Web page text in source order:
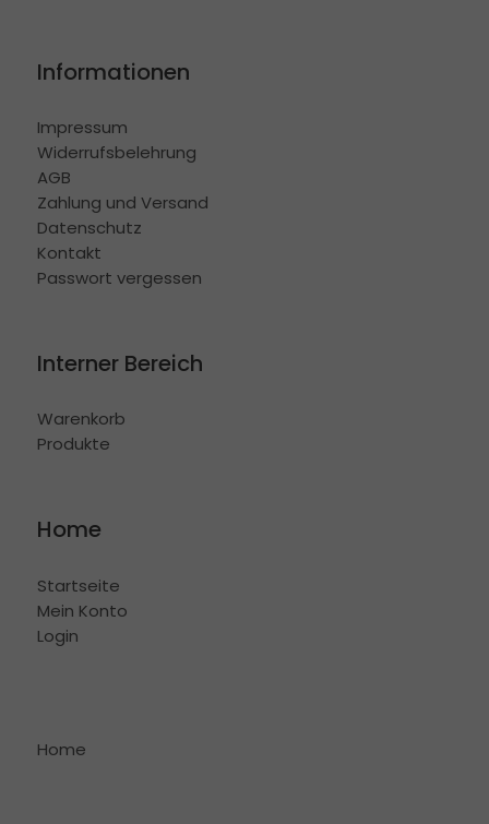
Informationen
Impressum
Widerrufsbelehrung
AGB
Zahlung und Versand
Datenschutz
Kontakt
Passwort vergessen
Interner Bereich
Warenkorb
Produkte
Home
Startseite
Mein Konto
Login
Home